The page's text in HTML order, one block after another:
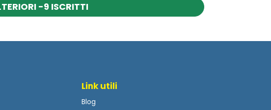
-9 ISCRITTI
Link utili
Blog